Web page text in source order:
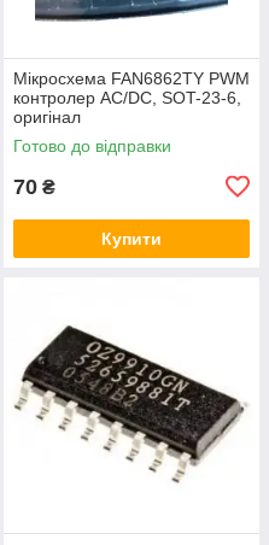
Мікросхема FAN6862TY PWM
контролер AC/DC, SOT-23-6,
оригінал
Готово до відправки
70 ₴
Купити